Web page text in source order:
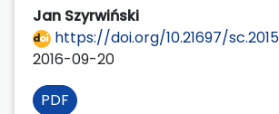
Jan Szyrwiński
https://doi.org/10.21697/
2016-09-20
PDF